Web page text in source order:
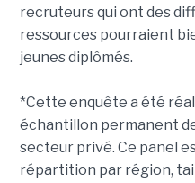
recruteurs qui ont des
ressources pourraient
jeunes diplômés.
*Cette enquête a été
échantillon permanent
secteur privé. Ce panel
répartition par région,